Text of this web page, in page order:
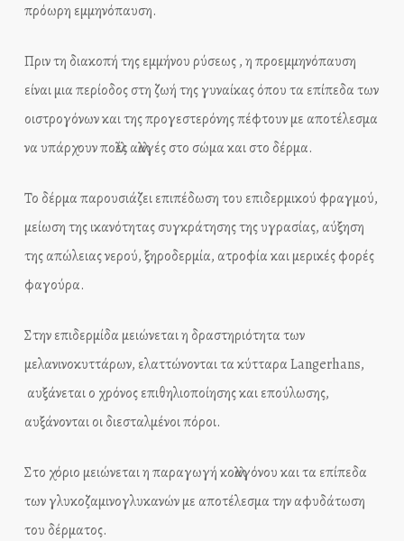
πρόωρη εμμηνόπαυση.
Πριν τη διακοπή της εμμήνου ρύσεως , η προεμμηνόπαυση
είναι μια περίοδος στη ζωή της γυναίκας όπου τα επίπεδα των
οιστρογόνων και της προγεστερόνης πέφτουν με αποτέλεσμα
να υπάρχουν πολλές αλλαγές στο σώμα και στο δέρμα.
Το δέρμα παρουσιάζει επιπέδωση του επιδερμικού φραγμού,
μείωση της ικανότητας συγκράτησης της υγρασίας, αύξηση
της απώλειας νερού, ξηροδερμία, ατροφία και μερικές φορές
φαγούρα.
Στην επιδερμίδα μειώνεται η δραστηριότητα των
μελανινοκυττάρων, ελαττώνονται τα κύτταρα Langerhans,
αυξάνεται ο χρόνος επιθηλιοποίησης και επούλωσης,
αυξάνονται οι διεσταλμένοι πόροι.
Στο χόριο μειώνεται η παραγωγή κολλαγόνου και τα επίπεδα
των γλυκοζαμινογλυκανών με αποτέλεσμα την αφυδάτωση
του δέρματος.